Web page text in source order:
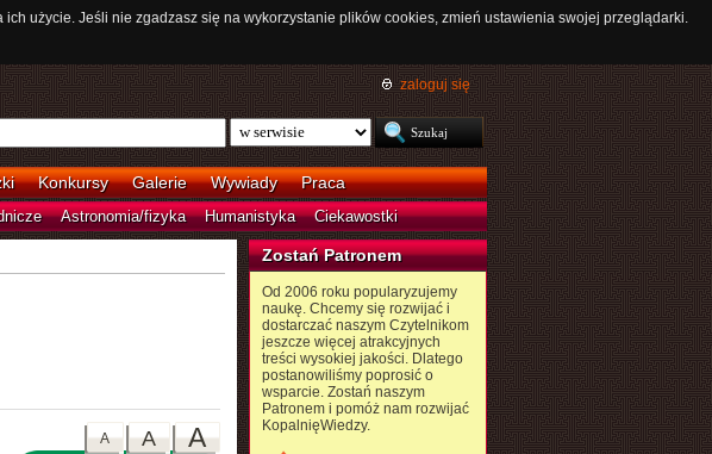
użycie. Jeśli nie zgadzasz się na wykorzystanie plików cookies, zmień ustawienia swojej przeglądarki.
zaloguj się
Konkursy Galerie Wywiady Praca
Astronomia/fizyka Humanistyka Ciekawostki
A
A
A
Zostań Patronem
Od 2006 roku popularyzujemy
naukę. Chcemy się rozwijać i
dostarczać naszym Czytelnikom
jeszcze więcej atrakcyjnych
treści wysokiej jakości. Dlatego
postanowiliśmy poprosić o
wsparcie. Zostań naszym
Patronem i pomóż nam rozwijać
KopalnięWiedzy.